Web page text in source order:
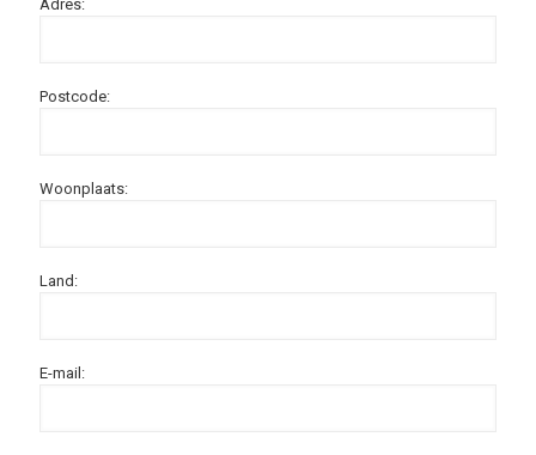
Adres:
Postcode:
Woonplaats:
Land:
E-mail: